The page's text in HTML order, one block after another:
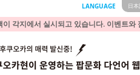
각지에서 실시되고 있습니다. 이벤트
LANGUAGE 日本